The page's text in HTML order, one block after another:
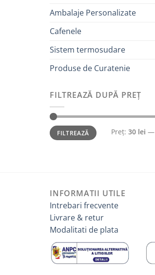
Ambalaje Personalizate
Cafenele
Sistem termosudare
Produse de Curatenie
FILTREAZĂ DUPĂ PREȚ
Preț
minim
Preț
maxim
FILTREAZĂ Preț: 30 lei —
INFORMATII UTILE
Intrebari frecvente
Livrare & retur
Modalitati de plata